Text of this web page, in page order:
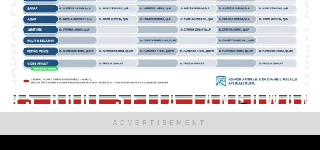
ADVERTISEMENT
ADVERTISEMENT